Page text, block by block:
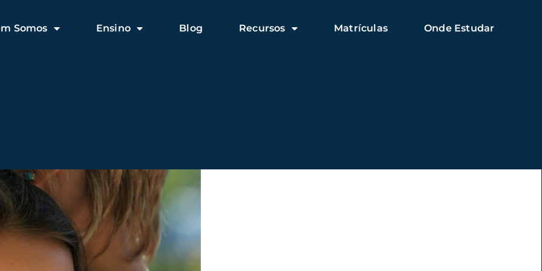
Somos Ensino Blog Recursos Matrículas Onde Estudar